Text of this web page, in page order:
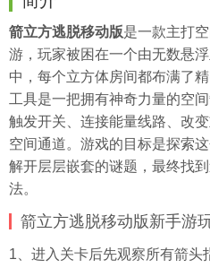
箭立方逃脱移动版是一款主打
游，玩家被困在一个由无数悬
中，每个立方体房间都布满了
工具是一把拥有神奇力量的空
触发开关、连接能量线路、改
空间通道。游戏的目标是探索
解开层层嵌套的谜题，最终找
法。
箭立方逃脱移动版新手游
1、进入关卡后先观察所有箭